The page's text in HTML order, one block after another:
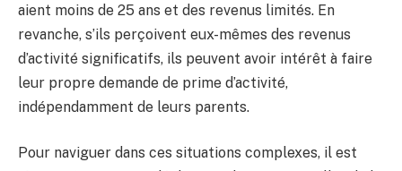
aient moins de 25 ans et des revenus limités. En
revanche, s’ils perçoivent eux-mêmes des revenus
d’activité significatifs, ils peuvent avoir intérêt à faire
leur propre demande de prime d’activité,
indépendamment de leurs parents.
Pour naviguer dans ces situations complexes, il est